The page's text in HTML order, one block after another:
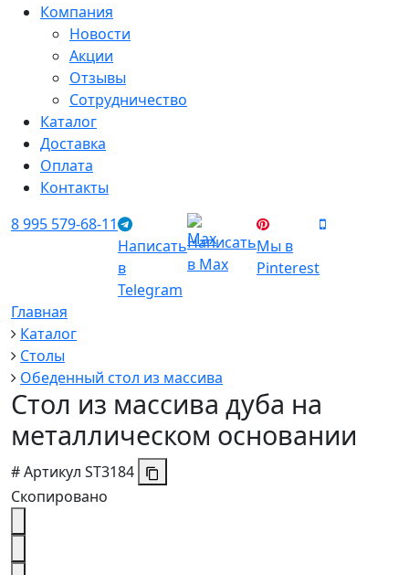
Компания
Новости
Акции
Отзывы
Сотрудничество
Каталог
Доставка
Оплата
Контакты
8 995 579-68-11
Написать
в
Telegram
Написать
в Max
Мы в
Pinterest
Главная
Каталог
Столы
Обеденный стол из массива
Стол из массива дуба на
металлическом основании
#Артикул ST3184
Скопировано